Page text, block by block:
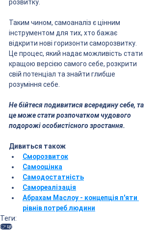
розвитку.
Таким чином, самоаналіз є цінним
інструментом для тих, хто бажає
відкрити нові горизонти саморозвитку.
Це процес, який надає можливість стати
кращою версією самого себе, розкрити
свій потенціал та знайти глибше
розуміння себе.
Не бійтеся подивитися всередину себе, та
це може стати розпочатком чудового
подорожі особистісного зростання.
Дивиться також
Сморозвиток
Самооцінка
Самодостатність
Самореалізація
Абрахам Маслоу - концепція п'яти
рівнів потреб людини
Теги:
👉 це